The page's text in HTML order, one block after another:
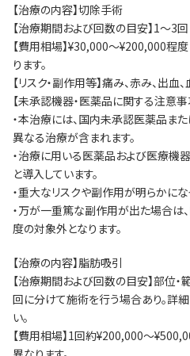
【治療の内容】切除手術
【治療期間および回数の目安】1～3回
【費用相場】¥30,000～¥200,000程
ります。
【リスク・副作用等】痛み、赤み、出血
【未承認機器・医薬品に関する注意事
・本治療には、国内未承認医薬品ま
異なる治療が含まれます。
・治療に用いる医薬品および医療機
と導入しています。
・重大なリスクや副作用が明らかに
・万が一重篤な副作用が出た場合は
度の対象外となります。
【治療の内容】脂肪吸引
【治療期間および回数の目安】部位・
回に分けて施術を行う場合あり。詳
い。
【費用相場】1回約¥200,000～